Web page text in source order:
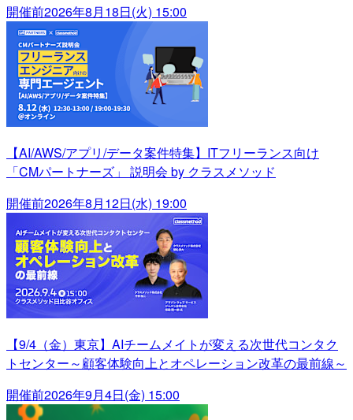
開催前2026年8月18日(火) 15:00
【AI/AWS/アプリ/データ案件特集】ITフリーランス向け
「CMパートナーズ」 説明会 by クラスメソッド
開催前2026年8月12日(水) 19:00
【9/4（金）東京】AIチームメイトが変える次世代コンタク
トセンター～顧客体験向上とオペレーション改革の最前線～
開催前2026年9月4日(金) 15:00